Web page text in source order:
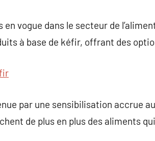
en vogue dans le secteur de
à base de kéfir, offrant des
par une sensibilisation accrue
de plus en plus des aliments